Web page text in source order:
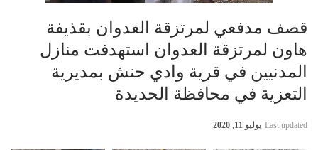
قصف مدفعي لمرتزقة العدوان بقذيفة
هاون لمرتزقة العدوان استهدفت منازل
المدنيين في قرية وادي حنش بمديرية
التعزية في محافظة الحديدة
Last updated يوليو 11, 2020